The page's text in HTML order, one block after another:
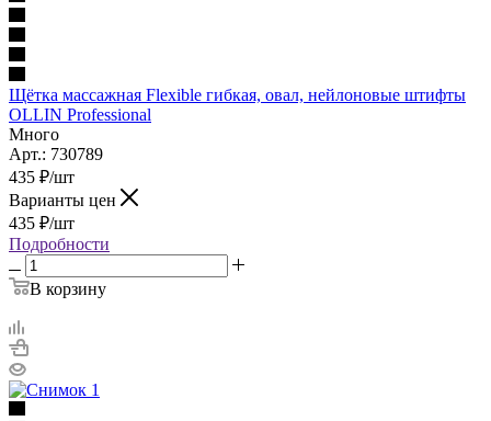
Щётка массажная Flexible гибкая, овал, нейлоновые штифты
OLLIN Professional
Много
Арт.: 730789
435 ₽/шт
Варианты цен
435 ₽/шт
Подробности
В корзину